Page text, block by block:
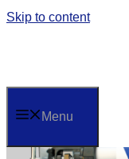
Skip to content
Menu